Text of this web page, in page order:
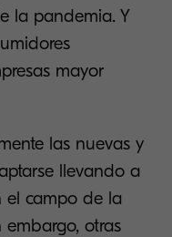
la pandemia. Y
mayor
las nuevas y
llevando a
el campo de la
otras